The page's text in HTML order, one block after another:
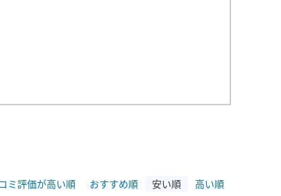
ミ評価が高い順 おすすめ順 安い順 高い順